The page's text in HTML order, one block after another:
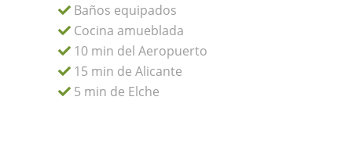
Baños equipados
Cocina amueblada
10 min del Aeropuerto
15 min de Alicante
5 min de Elche